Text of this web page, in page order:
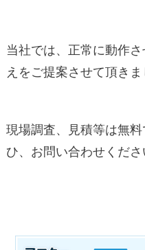
当社では、正常に動作
えをご提案させて頂きま
現場調査、見積等は無
ひ、お問い合わせくださ